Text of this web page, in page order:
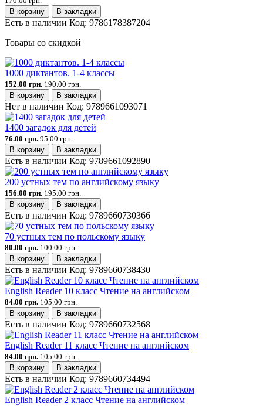
В корзину
В закладки
Есть в наличии Код: 9786178387204
Товары со скидкой
1000 диктантов. 1-4 классы
152.00 грн. 190.00 грн.
В корзину
В закладки
Нет в наличии Код: 9789661093071
1400 загадок для детей
76.00 грн. 95.00 грн.
В корзину
В закладки
Есть в наличии Код: 9789661092890
200 устных тем по английскому языку
156.00 грн. 195.00 грн.
В корзину
В закладки
Есть в наличии Код: 9789660730366
70 устных тем по польскому языку
80.00 грн. 100.00 грн.
В корзину
В закладки
Есть в наличии Код: 9789660738430
English Reader 10 класс Чтение на английском
84.00 грн. 105.00 грн.
В корзину
В закладки
Есть в наличии Код: 9789660732568
English Reader 11 класс Чтение на английском
84.00 грн. 105.00 грн.
В корзину
В закладки
Есть в наличии Код: 9789660734494
English Reader 2 класс Чтение на английском